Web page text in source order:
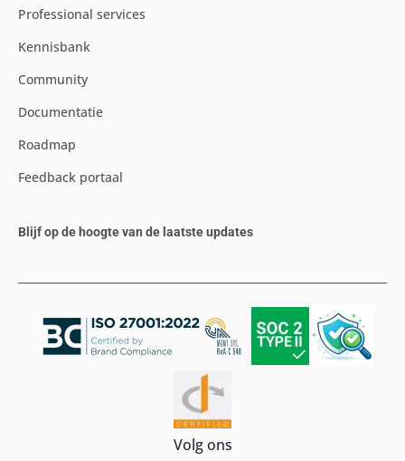
Professional services
Kennisbank
Community
Documentatie
Roadmap
Feedback portaal
Blijf op de hoogte van de laatste updates
Volg ons